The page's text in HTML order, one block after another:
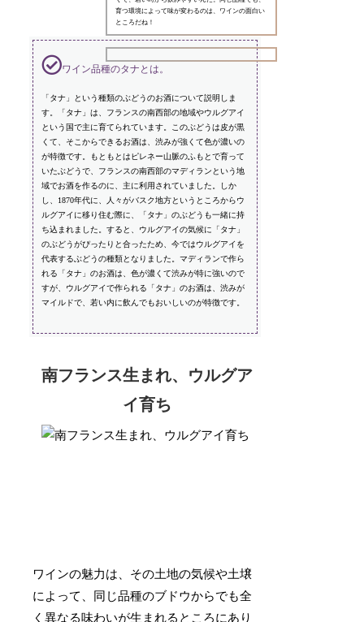
育つ環境によって味が変わるのは、ワインの面白い
ところだね！
ワイン品種のタナとは。
「タナ」という種類のぶどうのお酒について説明しま
す。「タナ」は、フランスの南西部の地域やウルグアイ
という国で主に育てられています。このぶどうは皮が黒
くて、そこからできるお酒は、渋みが強くて色が濃いの
が特徴です。もともとはピレネー山脈のふもとで育って
いたぶどうで、フランスの南西部のマディランという地
域でお酒を作るのに、主に利用されていました。しか
し、1870年代に、人々がバスク地方というところからウ
ルグアイに移り住む際に、「タナ」のぶどうも一緒に持
ち込まれました。すると、ウルグアイの気候に「タナ」
のぶどうがぴったりと合ったため、今ではウルグアイを
代表するぶどうの種類となりました。マディランで作ら
れる「タナ」のお酒は、色が濃くて渋みが特に強いので
すが、ウルグアイで作られる「タナ」のお酒は、渋みが
マイルドで、若い内に飲んでもおいしいのが特徴です。
南フランス生まれ、ウルグア
イ育ち
ワインの魅力は、その土地の気候や土壌
によって、同じ品種のブドウからでも全
く異なる味わいが生まれるところにあり